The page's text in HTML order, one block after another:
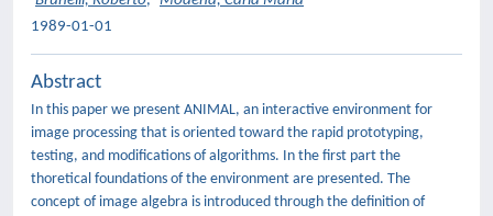
1989-01-01
Abstract
In this paper we present ANIMAL, an interactive environment for
image processing that is oriented toward the rapid prototyping,
testing, and modifications of algorithms. In the first part the
thoretical foundations of the environment are presented. The
concept of image algebra is introduced through the definition of